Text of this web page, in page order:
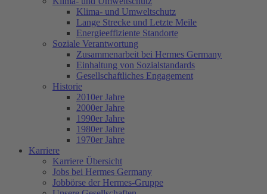
Klima- und Umweltschutz
Lange Strecke und Letzte Meile
Energieeffiziente Standorte
Soziale Verantwortung
Zusammenarbeit bei Hermes Germany
Einhaltung von Sozialstandards
Gesellschaftliches Engagement
Historie
2010er Jahre
2000er Jahre
1990er Jahre
1980er Jahre
1970er Jahre
Karriere
Karriere Übersicht
Jobs bei Hermes Germany
Jobbörse der Hermes-Gruppe